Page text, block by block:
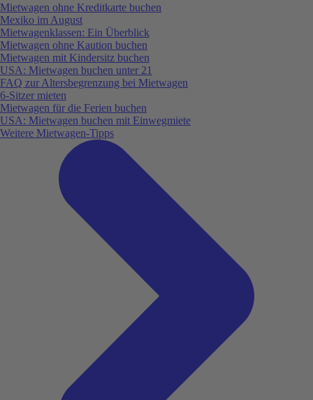
Mietwagen ohne Kreditkarte buchen
Mexiko im August
Mietwagenklassen: Ein Überblick
Mietwagen ohne Kaution buchen
Mietwagen mit Kindersitz buchen
USA: Mietwagen buchen unter 21
FAQ zur Altersbegrenzung bei Mietwagen
6-Sitzer mieten
Mietwagen für die Ferien buchen
USA: Mietwagen buchen mit Einwegmiete
Weitere Mietwagen-Tipps